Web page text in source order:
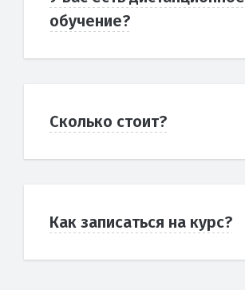
обучение?
Сколько стоит?
Как записаться на курс?